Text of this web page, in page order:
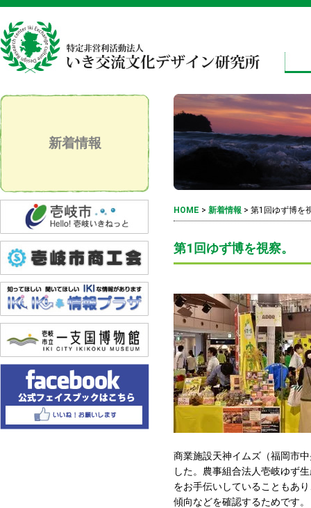
新着情報
HOME > 新着情報 > 第1回ゆず博を
第1回ゆず博を視察。
商業施設天神イムズ（福岡市
した。農事組合法人壱岐ゆず
をお手伝いしていることもあ
傾向などを確認するためです。